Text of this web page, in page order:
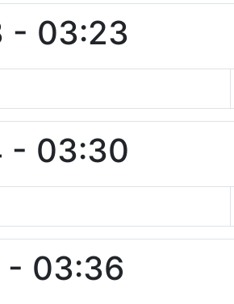
- 03:23
- 03:30
- 03:36